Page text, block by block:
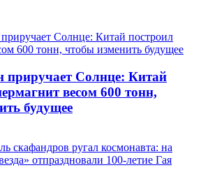
приручает Солнце: Китай
весом 600 тонн,
будущее